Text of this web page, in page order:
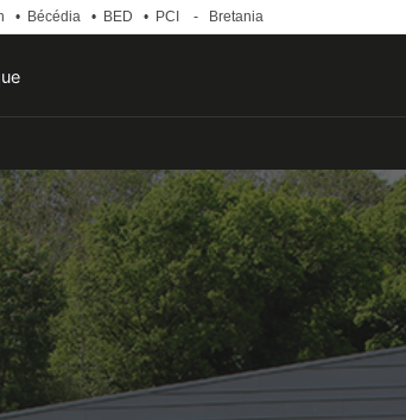
• Bécédia • BED • PCI - Bretania